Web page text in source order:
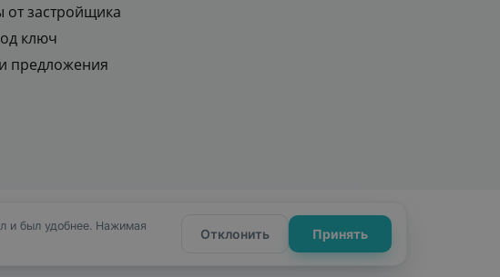
от застройщика
ключ
предложения
Сайт от Webformula
и был удобнее. Нажимая
Отклонить Принять